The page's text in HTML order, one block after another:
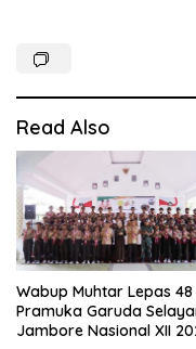
Read Also
Wabup Muhtar Lepas 48
Pramuka Garuda
Jambore Nasional XII